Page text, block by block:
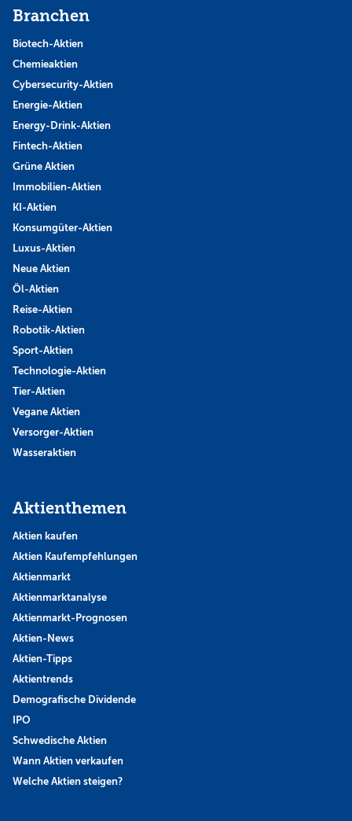
Branchen
Biotech-Aktien
Chemieaktien
Cybersecurity-Aktien
Energie-Aktien
Energy-Drink-Aktien
Fintech-Aktien
Grüne Aktien
Immobilien-Aktien
KI-Aktien
Konsumgüter-Aktien
Luxus-Aktien
Neue Aktien
Öl-Aktien
Reise-Aktien
Robotik-Aktien
Sport-Aktien
Technologie-Aktien
Tier-Aktien
Vegane Aktien
Versorger-Aktien
Wasseraktien
Aktienthemen
Aktien kaufen
Aktien Kaufempfehlungen
Aktienmarkt
Aktienmarktanalyse
Aktienmarkt-Prognosen
Aktien-News
Aktien-Tipps
Aktientrends
Demografische Dividende
IPO
Schwedische Aktien
Wann Aktien verkaufen
Welche Aktien steigen?